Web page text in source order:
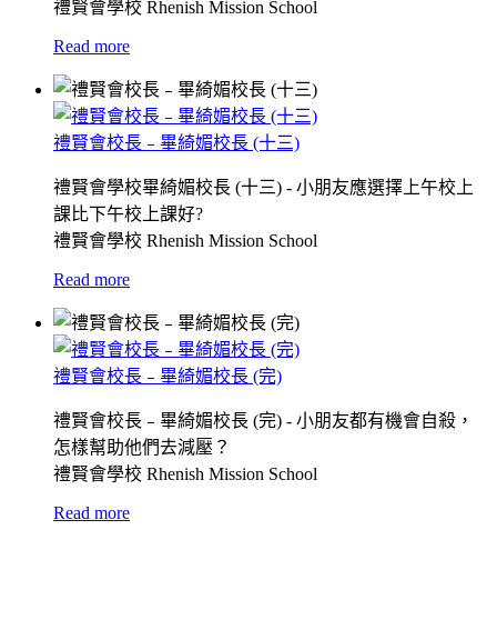
禮賢會學校 Rhenish Mission School
Read more
禮賢會校長﹣畢綺媚校長 (十三)
禮賢會學校畢綺媚校長 (十三) - 小朋友應選擇上午校上
課比下午校上課好?
禮賢會學校 Rhenish Mission School
Read more
禮賢會校長﹣畢綺媚校長 (完)
禮賢會校長﹣畢綺媚校長 (完) - 小朋友都有機會自殺，
怎樣幫助他們去減壓？
禮賢會學校 Rhenish Mission School
Read more